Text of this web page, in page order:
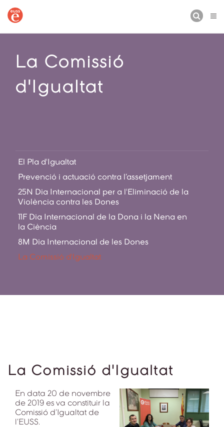
La Comissió
d'Igualtat
El Pla d'Igualtat
Prevenció i actuació contra l’assetjament
25N Dia Internacional per a l'Eliminació de la
Violència contra les Dones
11F Dia Internacional de la Dona i la Nena en
la Ciència
8M Dia Internacional de les Dones
La Comissió d'Igualtat
La Comissió d'Igualtat
En data 20 de novembre
de 2019 es va constituir la
Comissió d’Igualtat de
l’EUSS.